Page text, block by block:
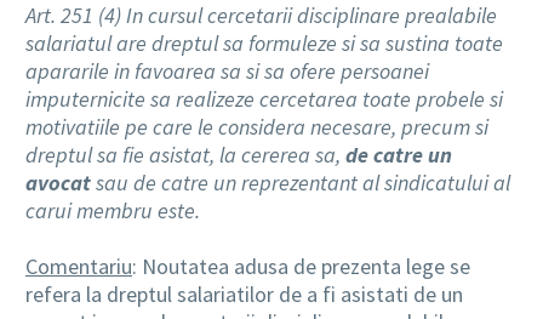
Art. 251 (4) In cursul cercetarii disciplinare prealabile
salariatul are dreptul sa formuleze si sa sustina toate
apararile in favoarea sa si sa ofere persoanei
imputernicite sa realizeze cercetarea toate probele si
motivatiile pe care le considera necesare, precum si
dreptul sa fie asistat, la cererea sa, de catre un
avocatsau de catre un reprezentant al sindicatului al
carui membru este.
Comentariu: Noutatea adusa de prezenta lege se
refera la dreptul salariatilor de a fi asistati de un